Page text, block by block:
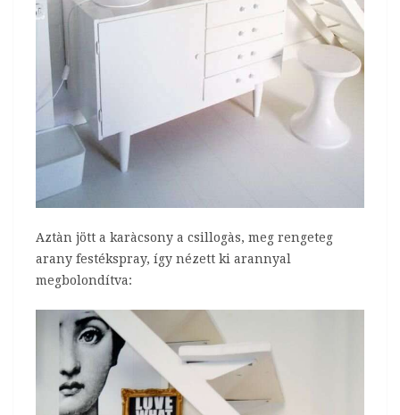
Aztàn jött a karàcsony a csillogàs, meg rengeteg
arany festékspray, így nézett ki arannyal
megbolondítva: